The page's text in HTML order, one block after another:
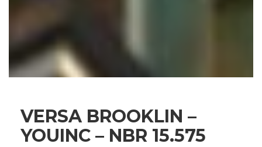
VERSA BROOKLIN –
YOUINC – NBR 15.575